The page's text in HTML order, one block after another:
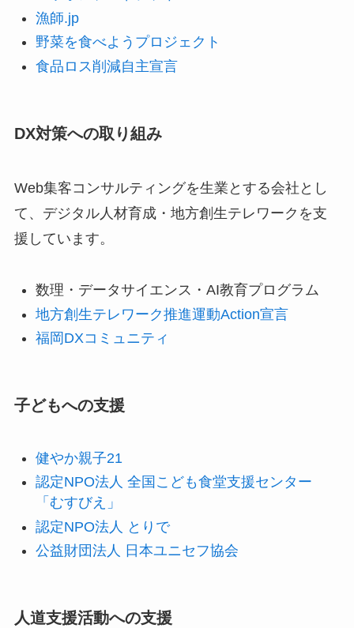
漁師.jp
野菜を食べようプロジェクト
食品ロス削減自主宣言
DX対策への取り組み
Web集客コンサルティングを生業とする会社とし
て、デジタル人材育成・地方創生テレワークを支
援しています。
数理・データサイエンス・AI教育プログラム
地方創生テレワーク推進運動Action宣言
福岡DXコミュニティ
子どもへの支援
健やか親子21
認定NPO法人 全国こども食堂支援センター
「むすびえ」
認定NPO法人 とりで
公益財団法人 日本ユニセフ協会
人道支援活動への支援